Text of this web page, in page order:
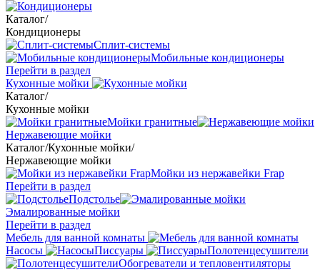
Каталог/
Кондиционеры
Сплит-системы
Мобильные кондиционеры
Перейти в раздел
Кухонные мойки
Каталог/
Кухонные мойки
Мойки гранитные
Нержавеющие мойки
Каталог/Кухонные мойки/
Нержавеющие мойки
Мойки из нержавейки Frap
Перейти в раздел
Подстолье
Эмалированные мойки
Перейти в раздел
Мебель для ванной комнаты
Насосы
Писсуары
Полотенцесушители
Обогреватели и тепловентиляторы